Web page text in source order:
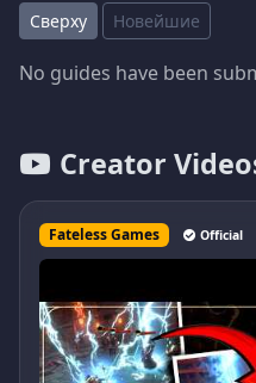
Сверху Новейшие
No guides have been
Creator
Fateless Games Official